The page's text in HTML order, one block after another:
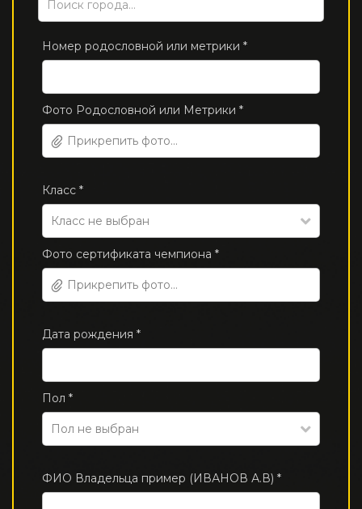
Номер родословной или метрики *
Фото Родословной или Метрики *
Прикрепить фото...
Класс *
Класс не выбран
Фото сертификата чемпиона *
Прикрепить фото...
Дата рождения *
Пол *
Пол не выбран
ФИО Владельца пример (ИВАНОВ А.В) *